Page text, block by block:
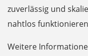
zuverlässig und
nahtlos
Weitere